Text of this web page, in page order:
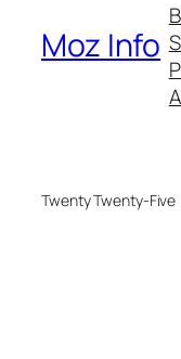
Moz Info
Twenty Twenty-Five